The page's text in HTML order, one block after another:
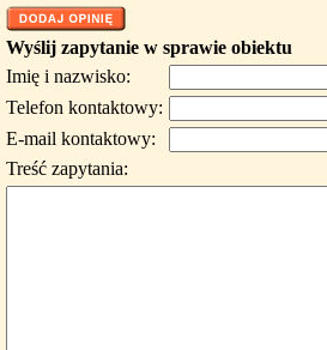
Wyślij zapytanie w sprawie obiektu
Imię i nazwisko:
Telefon kontaktowy:
E-mail kontaktowy:
Treść zapytania: